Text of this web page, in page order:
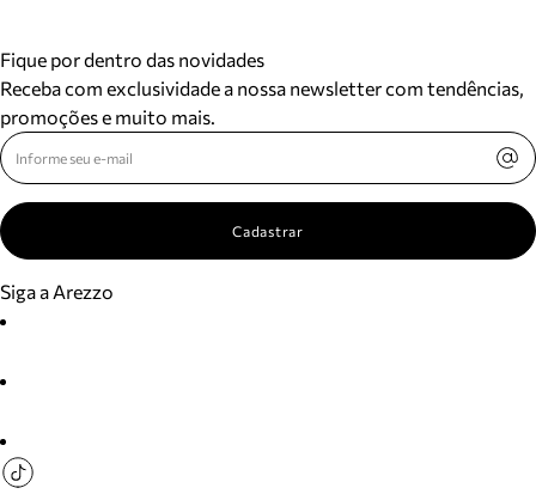
Fique por dentro das novidades
Receba com exclusividade a nossa newsletter com tendências,
promoções e muito mais.
Cadastrar
Siga a Arezzo